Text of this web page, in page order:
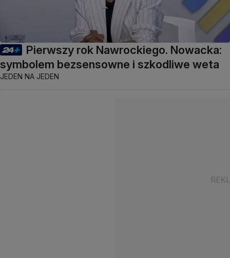
Pierwszy rok Nawrockiego. Nowacka:
symbolem bezsensowne i szkodliwe weta
JEDEN NA JEDEN